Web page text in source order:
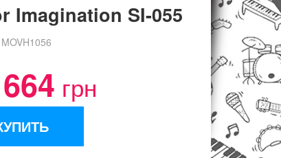
Imagination SI-055
MOVH1056
грн